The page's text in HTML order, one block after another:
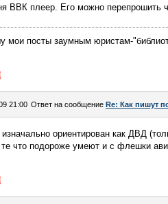
ВВК плеер. Его можно перепрошить
мои посты заумным юристам-
21:00 Ответ на сообщение Re: Как пишут
ориентирован как ДВД
что подороже умеют и с флешки ави